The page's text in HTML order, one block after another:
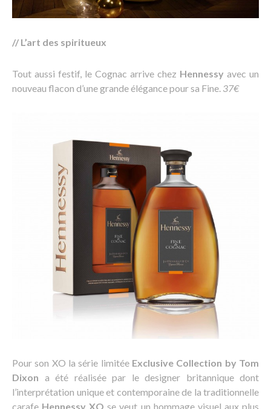
// L’art des spiritueux
Tout aussi festif, le Cognac arrive chez Hennessy avec un
nouveau flacon d’une grande élégance pour sa Fine. 37€
Pour son XO la série limitée Exclusive Collection by Tom
Dixon a été réalisée par le designer britannique dont
l’interprétation unique et contemporaine de la traditionnelle
carafe Hennessy XO se veut un hommage visuel aux plus